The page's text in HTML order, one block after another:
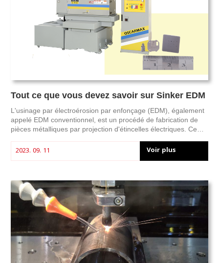
Tout ce que vous devez savoir sur Sinker EDM
L'usinage par électroérosion par enfonçage (EDM), également
appelé EDM conventionnel, est un procédé de fabrication de
pièces métalliques par projection d'étincelles électriques. Ce
électriques, ce qui en fait une solution idéale pour la fabrication
expérience et d'une expertise reconnue dans le domaine de
l'EDM par enfonçage. Cet article vous présente tout ce que
vous devez savoir sur les machines d'EDM par enfonçage et
leurs avantages.
2023. 09. 11 Voir plus